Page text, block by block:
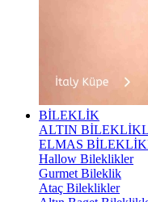
BİLEKLİK
ALTIN
ELMAS
Hallow Bileklikler
Gurmet Bileklik
Ataç Bileklikler